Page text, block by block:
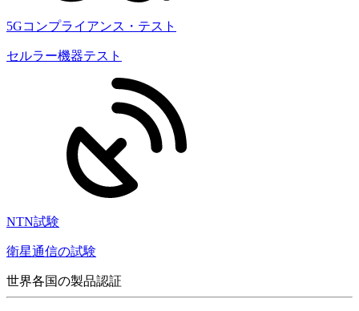
5Gコンプライアンス・テスト
セルラー機器テスト
NTN試験
衛星通信の試験
世界各国の製品認証